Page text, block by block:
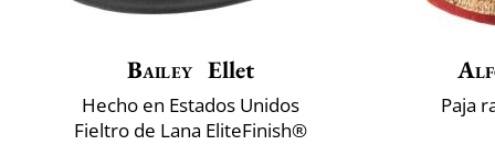
Bailey Ellet
Hecho en Estados Unidos
Fieltro de Lana EliteFinish®
Paja